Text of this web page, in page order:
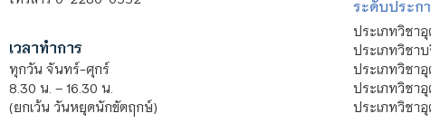
เวลาทำการ
ทุกวัน จันทร์-ศุกร์
8.30 น. – 16.30 น.
(ยกเว้น วันหยุดนักขัตฤกษ์)
ระดับประก
ประเภทวิชา
ประเภทวิชา
ประเภทวิชา
ประเภทวิชา
ประเภทวิชา